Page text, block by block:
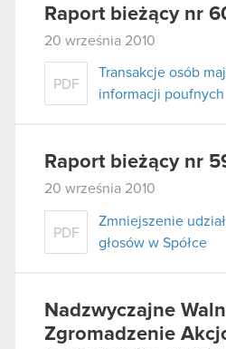
Raport bieżący nr
20 września 2010
PDF
Transakcje osób
informacji poufnych
Raport bieżący nr
20 września 2010
PDF
Zmniejszenie
głosów w Spółce
Nadzwyczajne
Zgromadzenie